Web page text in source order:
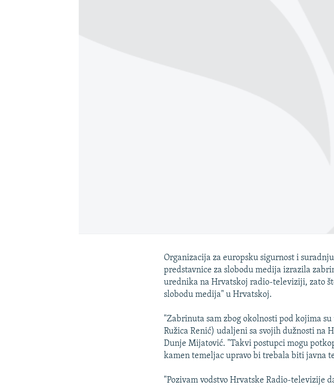
Organizacija za europsku sigurnost i
predstavnice za slobodu medija izrazila
urednika na Hrvatskoj radio-televiziji, zato
slobodu medija" u Hrvatskoj.
"Zabrinuta sam zbog okolnosti pod kojima
Ružica Renić) udaljeni sa svojih dužnosti na
Dunje Mijatović. "Takvi postupci mogu
kamen temeljac upravo bi trebala biti javna
"Pozivam vodstvo Hrvatske Radio-televizije